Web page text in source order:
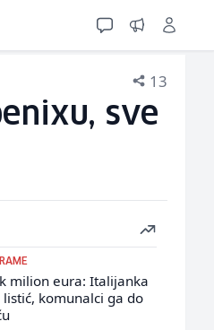
13
sve
milion eura: Italijanka
komunalci ga do